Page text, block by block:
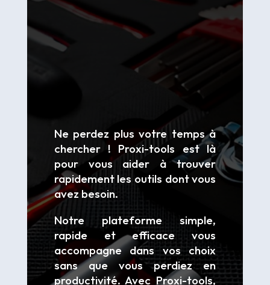
Ne perdez plus votre temps à
chercher ! Proxi-tools est là
pour vous aider à trouver
rapidement les outils dont vous
avez besoin.
Notre plateforme simple,
rapide et efficace vous
accompagne dans vos choix
sans que vous perdiez en
productivité. Avec Proxi-tools,